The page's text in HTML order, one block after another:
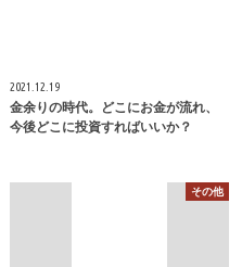
2021.12.19
金余りの時代。どこにお金が流れ、
今後どこに投資すればいいか？
その他